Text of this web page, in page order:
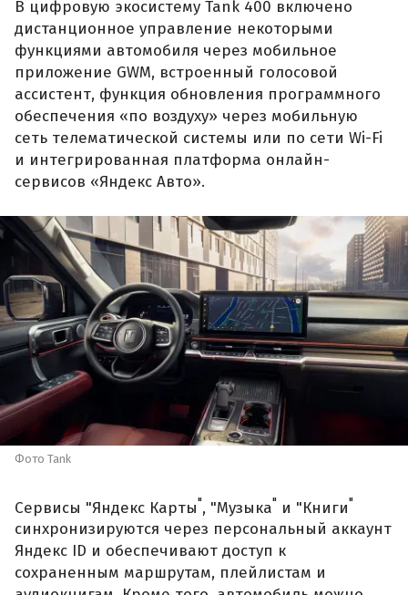
В цифровую экосистему Tank 400 включено
дистанционное управление некоторыми
функциями автомобиля через мобильное
приложение GWM, встроенный голосовой
ассистент, функция обновления программного
обеспечения «по воздуху» через мобильную
сеть телематической системы или по сети Wi-Fi
и интегрированная платформа онлайн-
сервисов «Яндекс Авто».
Фото Tank
Сервисы "Яндекс Карты", "Музыка" и "Книги"
синхронизируются через персональный аккаунт
Яндекс ID и обеспечивают доступ к
сохраненным маршрутам, плейлистам и